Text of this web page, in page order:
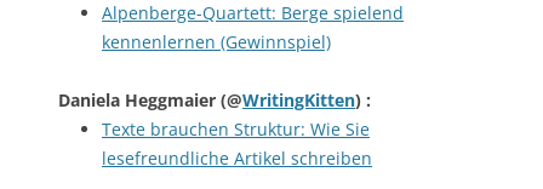
Alpenberge-Quartett: Berge spielend
kennenlernen (Gewinnspiel)
Daniela Heggmaier (@WritingKitten) :
Texte brauchen Struktur: Wie Sie
lesefreundliche Artikel schreiben